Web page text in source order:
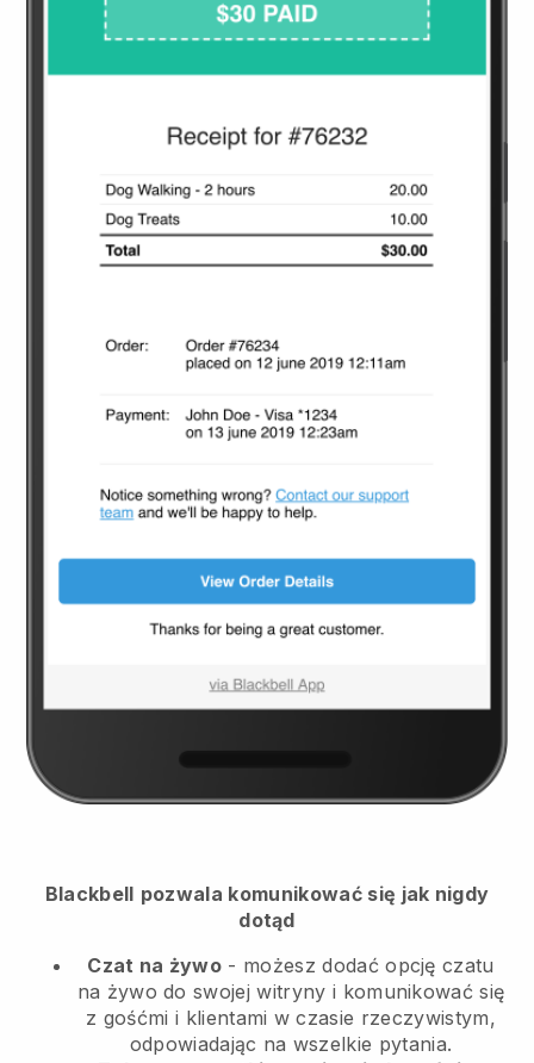
Blackbell pozwala komunikować się jak nigdy
dotąd
Czat na żywo - możesz dodać opcję czatu
na żywo do swojej witryny i komunikować się
z gośćmi i klientami w czasie rzeczywistym,
odpowiadając na wszelkie pytania.